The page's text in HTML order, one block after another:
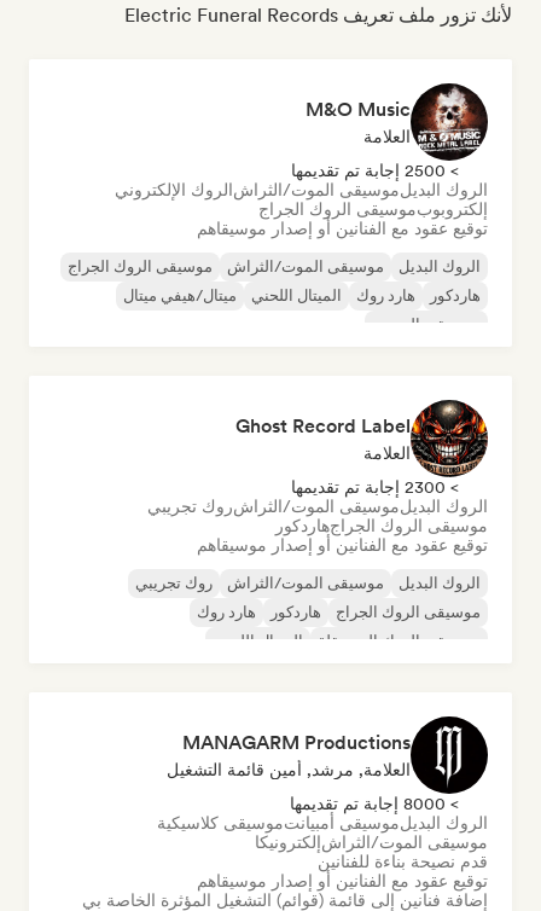
لأنك تزور ملف تعريف Electric Funeral Records
M&O Music
العلامة
> 2500 إجابة تم تقديمها
الروك البديلموسيقى الموت/الثراشالروك الإلكتروني
إلكتروبوبموسيقى الروك الجراج
توقيع عقود مع الفنانين أو إصدار موسيقاهم
الروك البديل موسيقى الموت/الثراش
موسيقى الروك الجراج
هاردكور
هارد روك الميتال اللحني
ميتال/هيفي ميتال
موسيقى النويس
Ghost Record Label
العلامة
> 2300 إجابة تم تقديمها
الروك البديلموسيقى الموت/الثراشروك تجريبي
موسيقى الروك الجراجهاردكور
توقيع عقود مع الفنانين أو إصدار موسيقاهم
الروك البديل موسيقى الموت/الثراش
روك تجريبي
موسيقى الروك الجراج
هاردكور
هارد روك
موسيقى الروك المستقلة
الميتال اللحني
MANAGARM Productions
العلامة, مرشد, أمين قائمة التشغيل
> 8000 إجابة تم تقديمها
الروك البديلموسيقى أمبيانتموسيقى كلاسيكية
موسيقى الموت/الثراشإلكترونيكا
قدم نصيحة بناءة للفنانين
توقيع عقود مع الفنانين أو إصدار موسيقاهم
إضافة فنانين إلى قائمة (قوائم) التشغيل المؤثرة الخاصة بي